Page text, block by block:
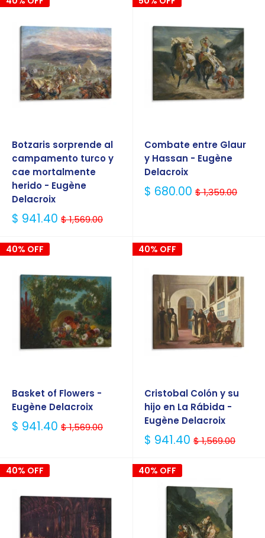
Botzaris sorprende al
campamento turco y
cae mortalmente
herido - Eugène
Delacroix
Precio
$ 941.40 $ 1,569.00
Combate entre Glaur
y Hassan - Eugène
Delacroix
Precio
$ 680.00 $ 1,359.00
40% OFF
Basket of Flowers -
Eugène Delacroix
Precio
$ 941.40 $ 1,569.00
40% OFF
Cristobal Colón y su
hijo en La Rábida -
Eugène Delacroix
Precio
$ 941.40 $ 1,569.00
40% OFF 40% OFF